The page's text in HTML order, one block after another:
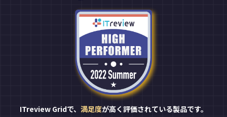
ITreview Gridで、 満足度が高く評価されている製品です。